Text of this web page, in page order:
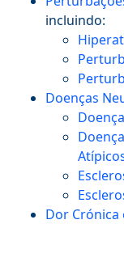
incluindo:
Doenças
Dor Crónica